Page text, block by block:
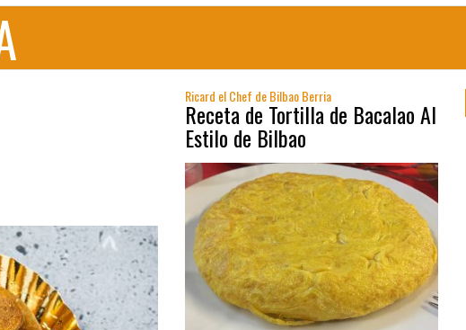
Ricard el Chef de Bilbao Berria
Receta de Tortilla de Bacalao Al
Estilo de Bilbao